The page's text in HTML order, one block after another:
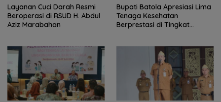
Layanan Cuci Darah Resmi
Beroperasi di RSUD H. Abdul
Aziz Marabahan
Bupati Batola Apresiasi Lima
Tenaga Kesehatan
Berprestasi di Tingkat